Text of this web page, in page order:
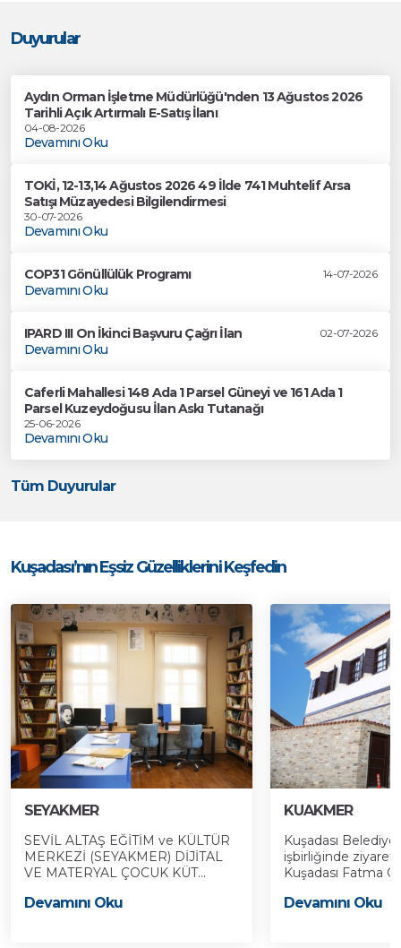
Duyurular
Aydın Orman İşletme Müdürlüğü'nden 13 Ağustos 2026
Tarihli Açık Artırmalı E-Satış İlanı
04-08-2026
Devamını Oku
TOKİ, 12-13,14 Ağustos 2026 49 İlde 741 Muhtelif Arsa
Satışı Müzayedesi Bilgilendirmesi
30-07-2026
Devamını Oku
COP31 Gönüllülük Programı 14-07-2026
Devamını Oku
IPARD III On İkinci Başvuru Çağrı İlan 02-07-2026
Devamını Oku
Caferli Mahallesi 148 Ada 1 Parsel Güneyi ve 161 Ada 1
Parsel Kuzeydoğusu İlan Askı Tutanağı
25-06-2026
Devamını Oku
Tüm Duyurular
Kuşadası’nın Eşsiz Güzelliklerini Keşfedin
SEYAKMER
SEVİL ALTAŞ EĞİTİM ve KÜLTÜR
MERKEZİ (SEYAKMER) DİJİTAL
VE MATERYAL ÇOCUK KÜT...
Devamını Oku
KUAKMER
Kuşadası
işbirliğinde
Kuşadası Fatma
Devamını Oku